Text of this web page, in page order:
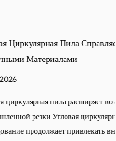
Справляется С
возможности
циркулярная пила
внимание в